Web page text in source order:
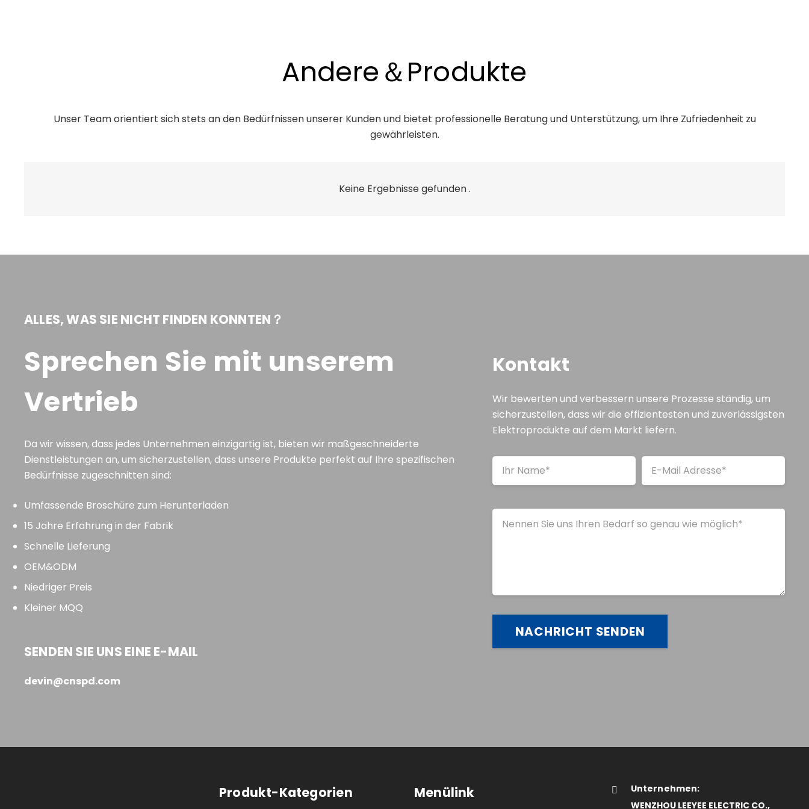
Andere＆Produkte
Unser Team orientiert sich stets an den Bedürfnissen unserer Kunden und bietet professionelle Beratung und Unterstützung, um Ihre Zufriedenheit zu
gewährleisten.
Keine Ergebnisse gefunden .
ALLES, WAS SIE NICHT FINDEN KONNTEN？
Sprechen Sie mit unserem
Vertrieb
Da wir wissen, dass jedes Unternehmen einzigartig ist, bieten wir maßgeschneiderte
Dienstleistungen an, um sicherzustellen, dass unsere Produkte perfekt auf Ihre spezifischen
Bedürfnisse zugeschnitten sind:
Umfassende Broschüre zum Herunterladen
15 Jahre Erfahrung in der Fabrik
Schnelle Lieferung
OEM&ODM
Niedriger Preis
Kleiner MQQ
SENDEN SIE UNS EINE E-MAIL
devin@cnspd.com
Kontakt
Wir bewerten und verbessern unsere Prozesse ständig, um
sicherzustellen, dass wir die effizientesten und zuverlässigsten
Elektroprodukte auf dem Markt liefern.
Produkt-Kategorien Menülink
Unternehmen:
WENZHOU LEEYEE ELECTRIC CO.,